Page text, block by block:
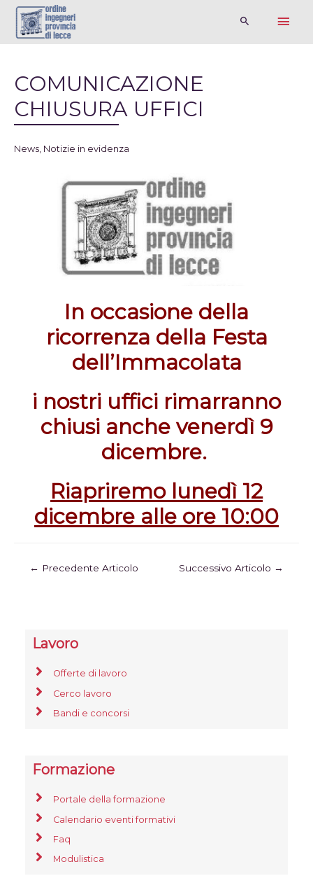
COMUNICAZIONE
CHIUSURA UFFICI
News Notizie in evidenza
In occasione della
ricorrenza della Festa
dell’Immacolata
i nostri uffici rimarranno
chiusi anche venerdì 9
dicembre.
Riapriremo lunedì 12
dicembre alle ore 10:00
← Precedente Articolo Successivo Articolo →
Lavoro
Offerte di lavoro
Cerco lavoro
Bandi e concorsi
Formazione
Portale della formazione
Calendario eventi formativi
Faq
Modulistica